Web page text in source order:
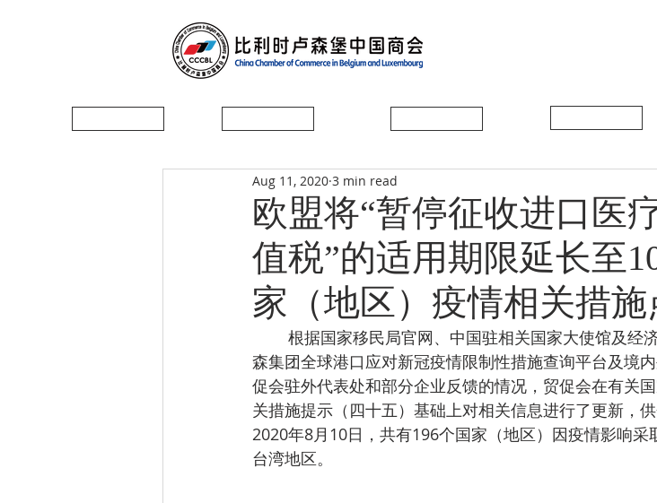
欧盟将“暂停征收进口医
值税”的适用期限延长至
家（地区）疫情相关措
Aug 11, 2020 3 min read
森集团全球港口应对新冠疫情限制性措施查询平台及境
促会驻外代表处和部分企业反馈的情况，贸促会在有关
关措施提示（四十五）基础上对相关信息进行了更新，
2020年8月10日，共有196个国家（地区）因疫情影响
台湾地区。